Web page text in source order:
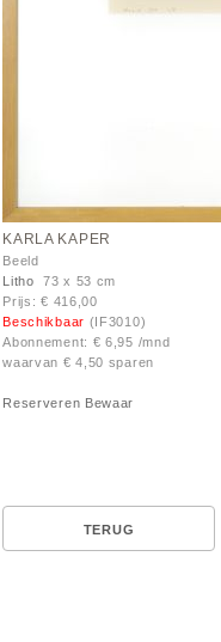
KARLA KAPER
Beeld
Litho 73 x 53 cm
Prijs: € 416,00
Beschikbaar (IF3010)
Abonnement: € 6,95 /mnd
waarvan € 4,50 sparen
Reserveren Bewaar
TERUG